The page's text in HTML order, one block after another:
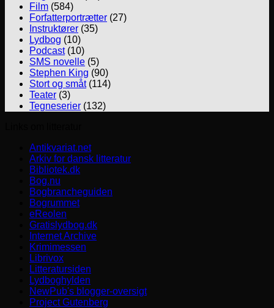
Film (584)
Forfatterportrætter (27)
Instruktører (35)
Lydbog (10)
Podcast(10)
SMS novelle (5)
Stephen King (90)
Stort og småt(114)
Teater (3)
Tegneserier (132)
Antikvariat.net
Arkiv for dansk litteratur
Bibliotek.dk
Bog.nu
Bogbrancheguiden
Bogrummet
eReolen
Gratislydbog.dk
Internet Archive
Krimimessen
Librivox
Litteratursiden
Lydboghylden
NewPub's blogger-oversigt
Project Gutenberg